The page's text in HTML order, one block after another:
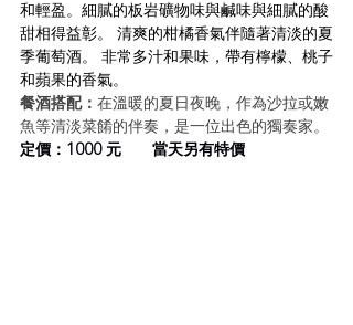
和輕盈。細膩的板岩礦物味與鹹味與細膩的酸
甜相得益彰。 清爽的柑橘香氣伴隨著清淡的夏
季葡萄酒。 非常多汁和果味，帶有檸檬、桃子
和蘋果的香氣。
餐酒搭配： 在溫暖的夏日夜晚，作為沙拉或嫩
魚等清淡菜餚的伴奏，是一位出色的獨奏家。
定價：1000 元       當天另有特價